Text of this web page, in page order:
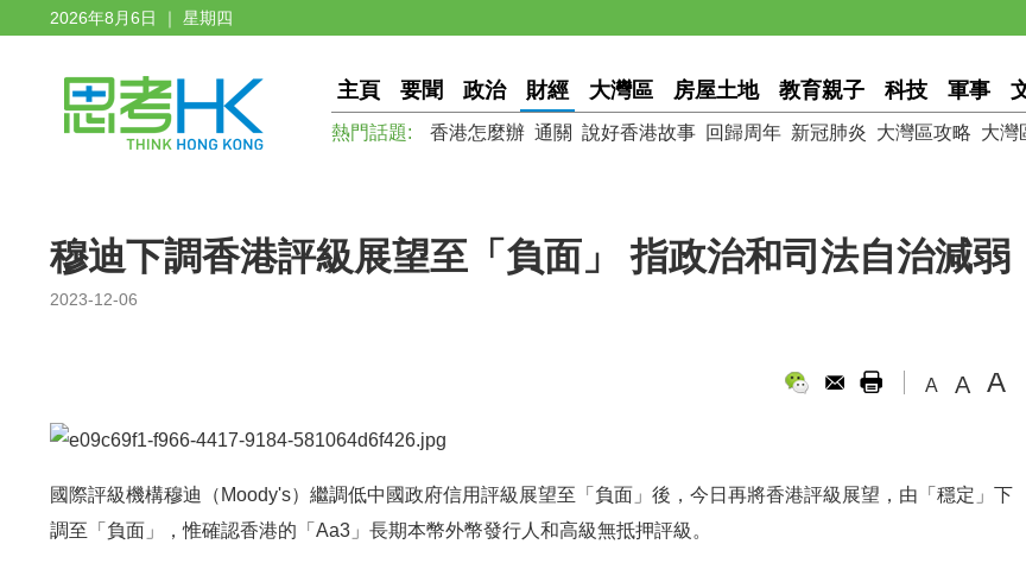
2026年8月6日 ｜ 星期四
主頁 要聞 政治 財經 大灣區 房屋土地 教育親子 科技 軍事
熱門話題: 香港怎麼辦 通關 說好香港故事 回歸周年 新冠肺炎 大灣區攻略 大灣
穆迪下調香港評級展望至「負面」 指政治和司法自治減弱
2023-12-06
A A A
國際評級機構穆迪（Moody's）繼調低中國政府信用評級展望至「負面」後，今日再將香港評級展望，由「穩定」下
調至「負面」，惟確認香港的「Aa3」長期本幣外幣發行人和高級無抵押評級。